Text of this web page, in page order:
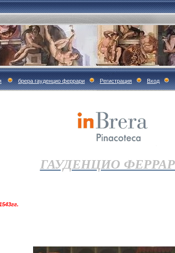
брера гауденцио феррари Регистрация Вход
ГАУДЕНЦИО